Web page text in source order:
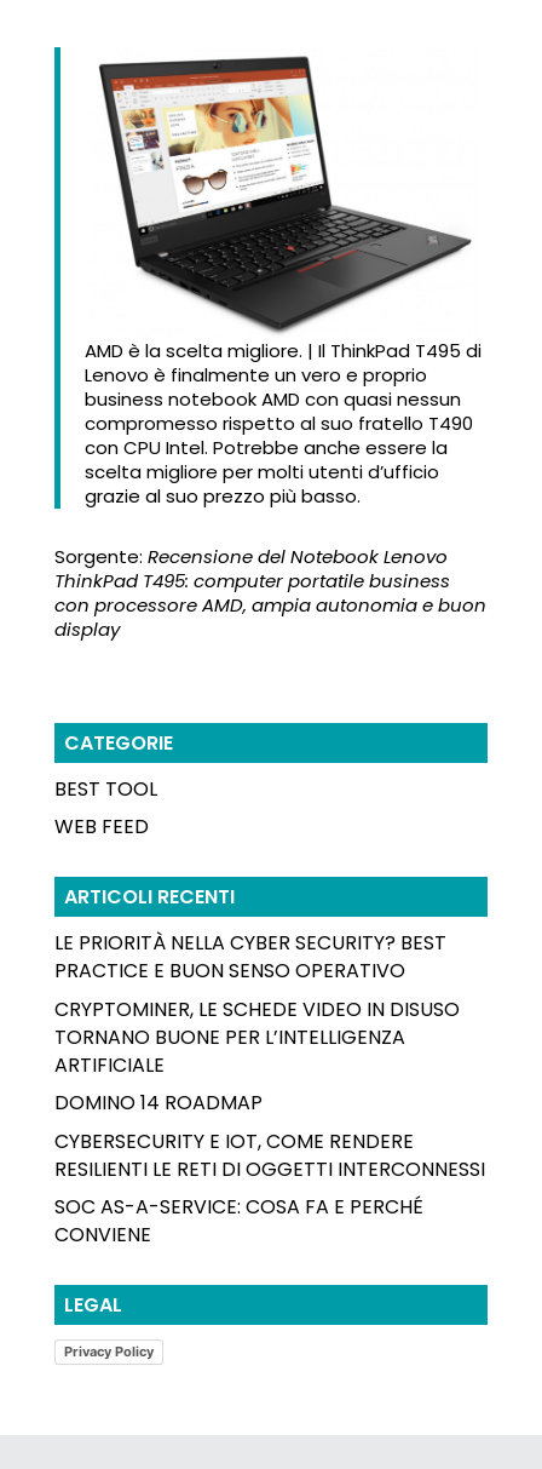
AMD è la scelta migliore. | Il ThinkPad T495 di
Lenovo è finalmente un vero e proprio
business notebook AMD con quasi nessun
compromesso rispetto al suo fratello T490
con CPU Intel. Potrebbe anche essere la
scelta migliore per molti utenti d’ufficio
grazie al suo prezzo più basso.
Sorgente: Recensione del Notebook Lenovo
ThinkPad T495: computer portatile business
con processore AMD, ampia autonomia e buon
display
CATEGORIE
BEST TOOL
WEB FEED
ARTICOLI RECENTI
LE PRIORITÀ NELLA CYBER SECURITY? BEST
PRACTICE E BUON SENSO OPERATIVO
CRYPTOMINER, LE SCHEDE VIDEO IN DISUSO
TORNANO BUONE PER L’INTELLIGENZA
ARTIFICIALE
DOMINO 14 ROADMAP
CYBERSECURITY E IOT, COME RENDERE
RESILIENTI LE RETI DI OGGETTI INTERCONNESSI
SOC AS-A-SERVICE: COSA FA E PERCHÉ
CONVIENE
LEGAL
Privacy Policy